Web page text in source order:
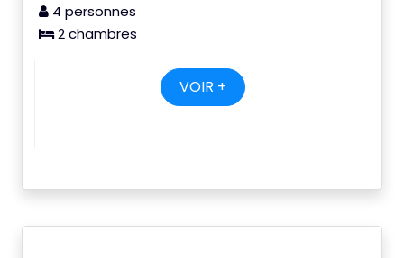
4 personnes
2 chambres
VOIR +